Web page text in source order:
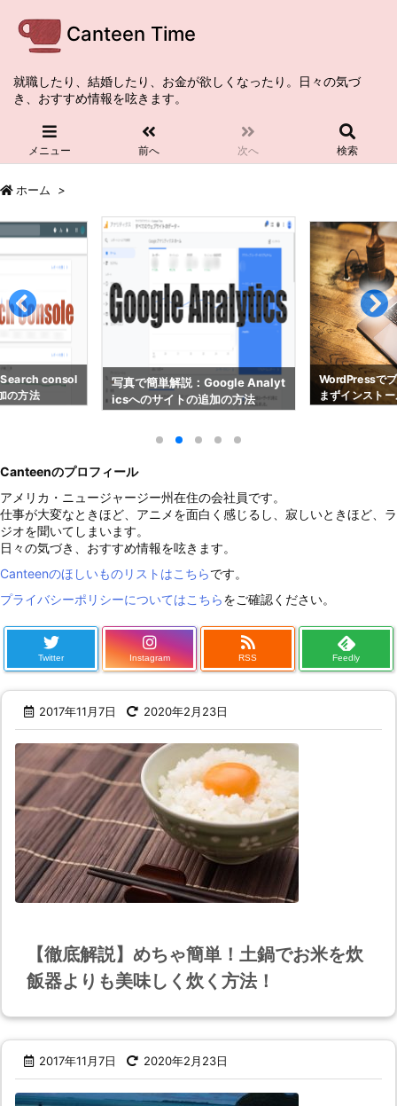
Canteen Time
就職したり、結婚したり、お金が欲しくなったり。日々の気づ
き、おすすめ情報を呟きます。
メニュー 前へ 次へ 検索
ホーム >
Search consol
の方法
写真で簡単解説：Google Analyt
icsへのサイトの追加の方法
WordPressで
まずインスト
Canteenのプロフィール
アメリカ・ニュージャージー州在住の会社員です。
仕事が大変なときほど、アニメを面白く感じるし、寂しいときほど、ラ
ジオを聞いてしまいます。
日々の気づき、おすすめ情報を呟きます。
Canteenのほしいものリストはこちらです。
プライバシーポリシーについてはこちらをご確認ください。
Twitter Instagram RSS Feedly
2017年11月7日 2020年2月23日
【徹底解説】めちゃ簡単！土鍋でお米を炊
飯器よりも美味しく炊く方法！
2017年11月7日 2020年2月23日